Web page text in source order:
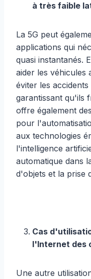
à très faible
La 5G peut
applications qui
quasi instantanés.
aider les véhicules
éviter les
garantissant qu'ils
offre également
pour
aux technologies
l'intelligence
automatique dans
d'objets et la prise
Cas
l'Internet des
Une autre